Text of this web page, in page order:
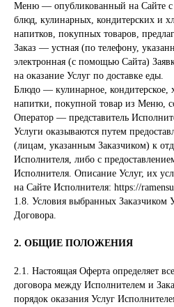
Меню — опубликованный на Сайте с
блюд, кулинарных, кондитерских и
напитков, покупных товаров,
Заказ — устная (по телефону,
электронная (с помощью Сайта)
на оказание Услуг по доставке еды.
Блюдо — кулинарное, кондитерское,
напитки, покупной товар из Меню,
Оператор — представитель
Услуги оказываются путем
(лицам, указанным Заказчиком) к
Исполнителя, либо с
Исполнителя. Описание Услуг, их
на Сайте Исполнителя: https://
1.8. Условия выбранных Заказчиком
Договора.
2. ОБЩИЕ ПОЛОЖЕНИЯ
2.1. Настоящая Оферта определяет
договора между Исполнителем и
порядок оказания Услуг